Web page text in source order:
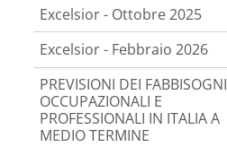
Excelsior - Ottobre 2025
Excelsior - Febbraio 2026
PREVISIONI DEI FABBISOGNI
OCCUPAZIONALI E
PROFESSIONALI IN ITALIA A
MEDIO TERMINE